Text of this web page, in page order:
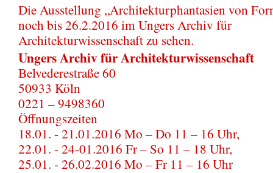
Die Ausstellung „Architekturphantasien von
noch bis 26.2.2016 im Ungers Archiv für
Architekturwissenschaft zu sehen.
Ungers Archiv für Architekturwissenschaft
Belvederestraße 60
50933 Köln
0221 – 9498360
Öffnungszeiten
18.01. - 21.01.2016 Mo – Do 11 – 16 Uhr,
22.01. - 24-01.2016 Fr – So 11 – 18 Uhr,
25.01. - 26.02.2016 Mo – Fr 11 – 16 Uhr